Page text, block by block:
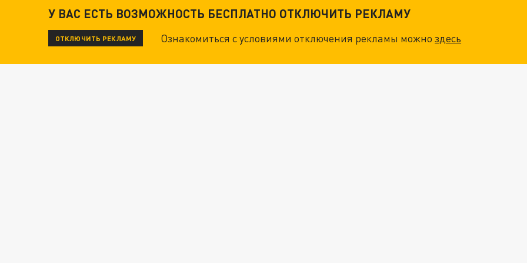
У ВАС ЕСТЬ ВОЗМОЖНОСТЬ БЕСПЛАТНО ОТКЛЮЧИТЬ РЕКЛАМУ
ОТКЛЮЧИТЬ РЕКЛАМУ Ознакомиться с условиями отключения рекламы можноздесь